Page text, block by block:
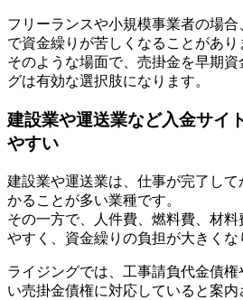
フリーランスや小規模事業者の場
で資金繰りが苦しくなることがあり
そのような場面で、売掛金を早期
グは有効な選択肢になります。
建設業や運送業など入金サイ
やすい
建設業や運送業は、仕事が完了し
かることが多い業種です。
その一方で、人件費、燃料費、材
やすく、資金繰りの負担が大きくな
ライジングでは、工事請負代金債
い売掛金債権に対応していると案内